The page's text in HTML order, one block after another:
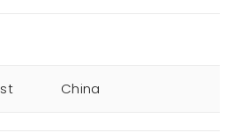
China